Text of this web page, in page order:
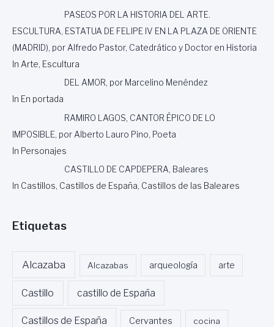
PASEOS POR LA HISTORIA DEL ARTE.
ESCULTURA, ESTATUA DE FELIPE IV EN LA PLAZA DE ORIENTE
(MADRID), por Alfredo Pastor, Catedrático y Doctor en Historia
In Arte, Escultura
DEL AMOR, por Marcelino Menéndez
In En portada
RAMIRO LAGOS, CANTOR ÉPICO DE LO
IMPOSIBLE, por Alberto Lauro Pino, Poeta
In Personajes
CASTILLO DE CAPDEPERA, Baleares
In Castillos, Castillos de España, Castillos de las Baleares
Etiquetas
Alcazaba Alcazabas arqueología arte
Castillo castillo de España
Castillos de España Cervantes cocina